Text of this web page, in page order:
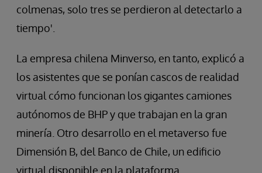
colmenas, solo tres se perdieron al detectarlo a
tiempo'.
La empresa chilena Minverso, en tanto, explicó a
los asistentes que se ponían cascos de realidad
virtual cómo funcionan los gigantes camiones
autónomos de BHP y que trabajan en la gran
minería. Otro desarrollo en el metaverso fue
Dimensión B, del Banco de Chile, un edificio
virtual disponible en la plataforma